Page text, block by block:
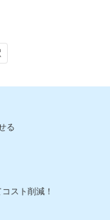
る
スト削減！